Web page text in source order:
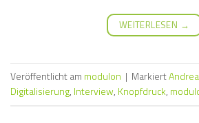
WEITERLESEN →
Veröffentlicht am modulon | Markiert
Digitalisierung, Interview, Knopfdruck,